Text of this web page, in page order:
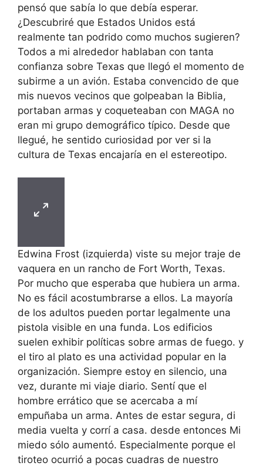
pensó que sabía lo que debía esperar.
¿Descubriré que Estados Unidos está
realmente tan podrido como muchos sugieren?
Todos a mi alrededor hablaban con tanta
confianza sobre Texas que llegó el momento de
subirme a un avión. Estaba convencido de que
mis nuevos vecinos que golpeaban la Biblia,
portaban armas y coqueteaban con MAGA no
eran mi grupo demográfico típico. Desde que
llegué, he sentido curiosidad por ver si la
cultura de Texas encajaría en el estereotipo.
Edwina Frost (izquierda) viste su mejor traje de
vaquera en un rancho de Fort Worth, Texas.
Por mucho que esperaba que hubiera un arma.
No es fácil acostumbrarse a ellos. La mayoría
de los adultos pueden portar legalmente una
pistola visible en una funda. Los edificios
suelen exhibir políticas sobre armas de fuego. y
el tiro al plato es una actividad popular en la
organización. Siempre estoy en silencio, una
vez, durante mi viaje diario. Sentí que el
hombre errático que se acercaba a mí
empuñaba un arma. Antes de estar segura, di
media vuelta y corrí a casa. desde entonces Mi
miedo sólo aumentó. Especialmente porque el
tiroteo ocurrió a pocas cuadras de nuestro